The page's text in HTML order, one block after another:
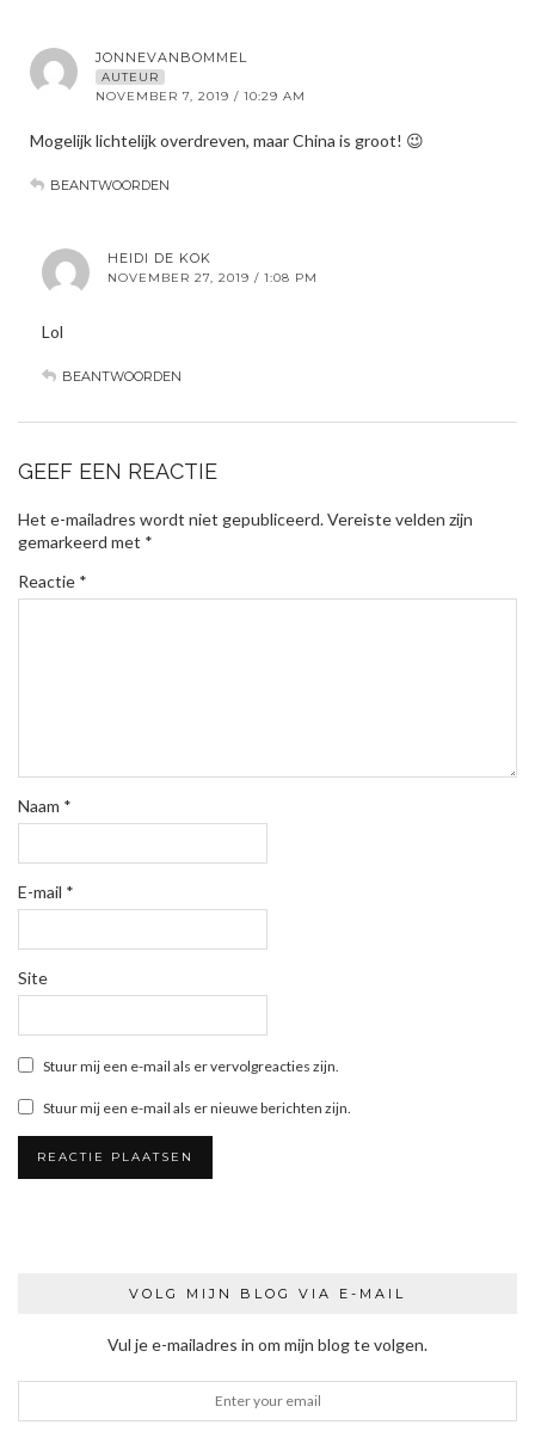
JONNEVANBOMMEL
AUTEUR
NOVEMBER 7, 2019 / 10:29 AM
Mogelijk lichtelijk overdreven, maar China is groot! 😉
BEANTWOORDEN
HEIDI DE KOK
NOVEMBER 27, 2019 / 1:08 PM
Lol
BEANTWOORDEN
GEEF EEN REACTIE
Het e-mailadres wordt niet gepubliceerd.Vereiste velden zijn
gemarkeerd met *
Reactie *
Naam *
E-mail *
Site
Stuur mij een e-mail als er vervolgreacties zijn.
Stuur mij een e-mail als er nieuwe berichten zijn.
VOLG MIJN BLOG VIA E-MAIL
Vul je e-mailadres in om mijn blog te volgen.